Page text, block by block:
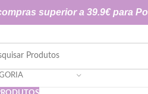
superior a 39.9€ para